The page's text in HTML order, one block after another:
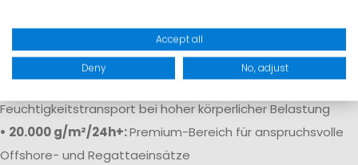
• 10.000 g/m²/24h:Gute Atmungsaktivität für aktive Segler
Feuchtigkeitstransport bei hoher körperlicher Belastung
• 20.000 g/m²/24h+:Premium-Bereich für anspruchsvolle
Offshore- und Regattaeinsätze
Accept all
Deny No, adjust